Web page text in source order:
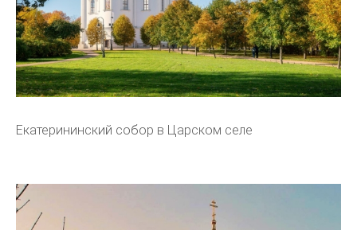
Екатерининский собор в Царском селе